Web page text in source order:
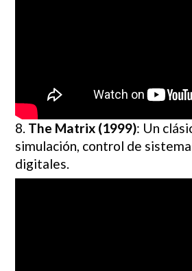
8. The Matrix (1999): Un
simulación, control de
digitales.